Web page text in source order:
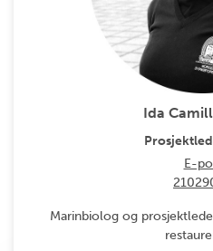
Ida
E-
Marinbiolog og